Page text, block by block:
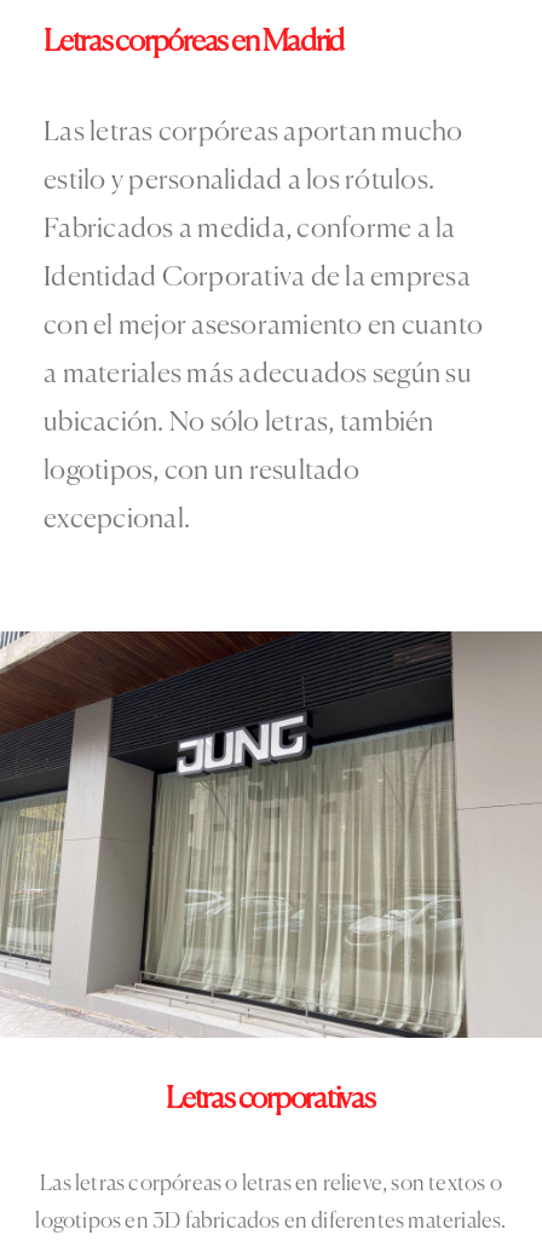
LetrascorpóreasenMadrid
Las letras corpóreas aportan mucho
estilo y personalidad a los rótulos.
Fabricados a medida, conforme a la
Identidad Corporativa de la empresa
con el mejor asesoramiento en cuanto
a materiales más adecuados según su
ubicación. No sólo letras, también
logotipos, con un resultado
excepcional.
Letrascorporativas
Las letras corpóreas o letras en relieve, son textos o
logotipos en 3D fabricados en diferentes materiales.